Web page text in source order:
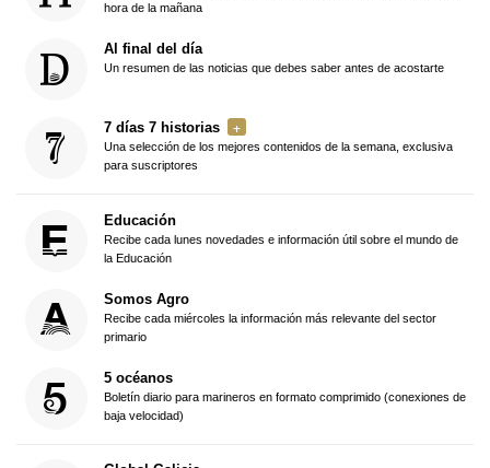
hora de la mañana
Al final del día
Un resumen de las noticias que debes saber antes de acostarte
7 días 7 historias
Una selección de los mejores contenidos de la semana, exclusiva
para suscriptores
Educación
Recibe cada lunes novedades e información útil sobre el mundo de
la Educación
Somos Agro
Recibe cada miércoles la información más relevante del sector
primario
5 océanos
Boletín diario para marineros en formato comprimido (conexiones de
baja velocidad)